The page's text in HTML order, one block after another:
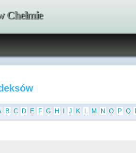
Chełmie
B C D E F G H J K L M N O P Q